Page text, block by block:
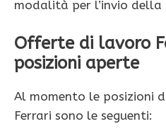
modalità per l’invio
Offerte di lavoro
posizioni aperte
Al momento le posizioni
Ferrari sono le seguenti: